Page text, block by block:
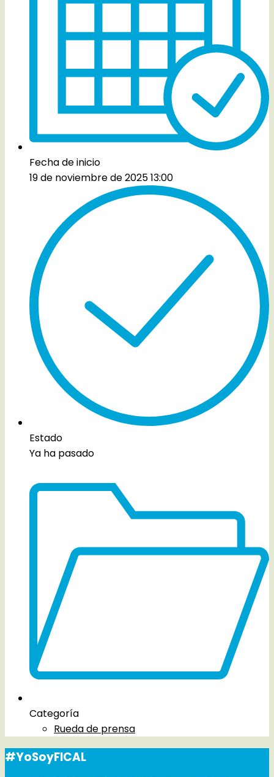
Fecha de inicio
19 de noviembre de 2025 13:00
Estado
Ya ha pasado
Categoría
Rueda de prensa
#YoSoyFICAL